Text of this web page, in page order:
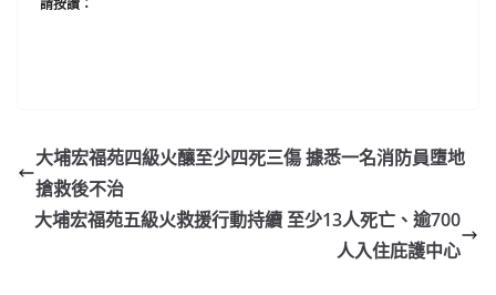
大埔宏福苑四級火釀至少四死三傷 據悉一名消防員墮地
搶救後不治
大埔宏福苑五級火救援行動持續 至少13人死亡、逾700
人入住庇護中心